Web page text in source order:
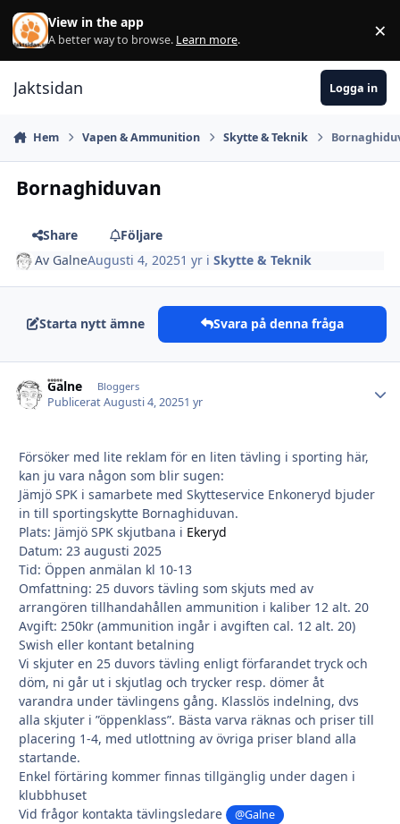
Hoppa till innehåll
View in the app
A better way to browse. Learn more. ×
Jaktsidan Logga in
Hem Vapen & Ammunition Skytte & Teknik
Bornaghiduvan
Share
Följare
Av GalneAugusti 4, 20251 yr iSkytte & Teknik
Starta nytt ämne Svara på denna fråga
Galne Bloggers
PubliceratAugusti 4, 20251 yr
Försöker med lite reklam för en liten tävling i sporting här,
kan ju vara någon som blir sugen:
Jämjö SPK i samarbete med Skytteservice Enkoneryd bjuder
in till sportingskytte Bornaghiduvan.
Plats: Jämjö SPK skjutbana i Ekeryd
Datum: 23 augusti 2025
Tid: Öppen anmälan kl 10-13
Omfattning: 25 duvors tävling som skjuts med av
arrangören tillhandahållen ammunition i kaliber 12 alt. 20
Avgift: 250kr (ammunition ingår i avgiften cal. 12 alt. 20)
Swish eller kontant betalning
Vi skjuter en 25 duvors tävling enligt förfarandet tryck och
döm, ni går ut i skjutlag och trycker resp. dömer åt
varandra under tävlingens gång. Klasslös indelning, dvs
alla skjuter i ”öppenklass”. Bästa varva räknas och priser till
placering 1-4, med utlottning av övriga priser bland alla
startande.
Enkel förtäring kommer finnas tillgänglig under dagen i
klubbhuset
Vid frågor kontakta tävlingsledare
@Galne